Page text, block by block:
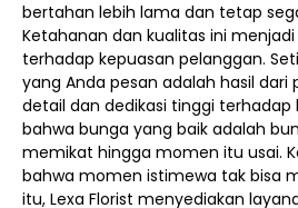
bertahan lebih lama dan tetap
Ketahanan dan kualitas ini
terhadap kepuasan pelanggan.
yang Anda pesan adalah hasil
detail dan dedikasi tinggi terhadap
bahwa bunga yang baik adalah
memikat hingga momen itu usai.
bahwa momen istimewa tak bisa
itu, Lexa Florist menyediakan